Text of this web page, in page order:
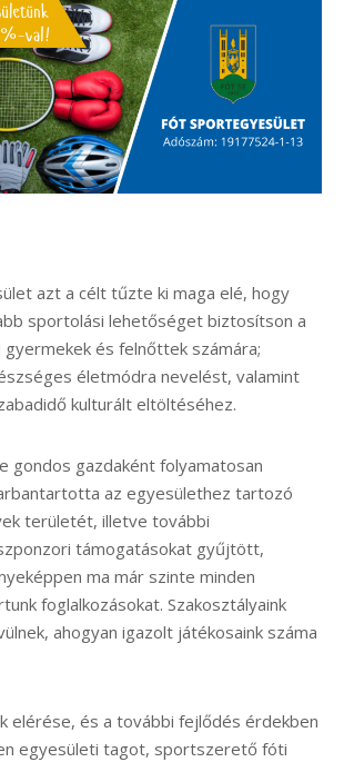
azt a célt tűzte ki maga elé, hogy
sportolási lehetőséget biztosítson a
és felnőttek számára;
életmódra nevelést, valamint
kulturált eltöltéséhez.
gondos gazdaként folyamatosan
az egyesülethez tartozó
területét, illetve további
támogatásokat gyűjtött,
ma már szinte minden
foglalkozásokat. Szakosztályaink
ahogyan igazolt játékosaink száma
elérése, és a további fejlődés érdekben
egyesületi tagot, sportszerető fóti